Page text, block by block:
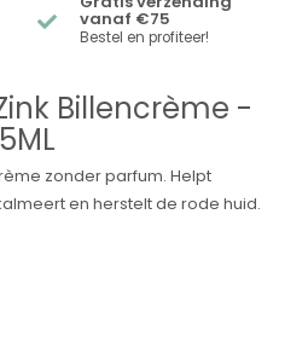
vanaf €75
Bestel en profiteer!
Billencrème -
zonder parfum. Helpt
en herstelt de rode huid.